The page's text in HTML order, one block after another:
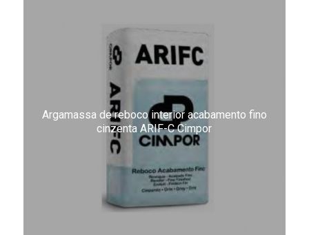
Argamassa de reboco interior acabamento fino
cinzenta ARIF-C Cimpor